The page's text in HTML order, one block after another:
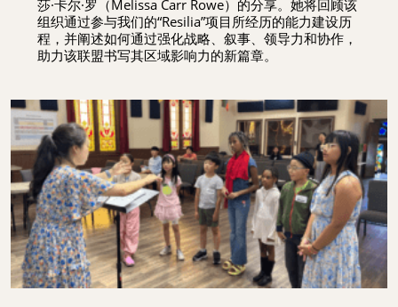
莎·卡尔·罗（Melissa Carr Rowe）的分享。她将回顾该
组织通过参与我们的“Resilia”项目所经历的能力建设历
程，并阐述如何通过强化战略、叙事、领导力和协作，
助力该联盟书写其区域影响力的新篇章。